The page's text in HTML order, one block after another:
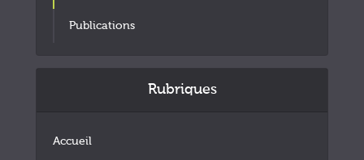
Publications
Rubriques
Accueil